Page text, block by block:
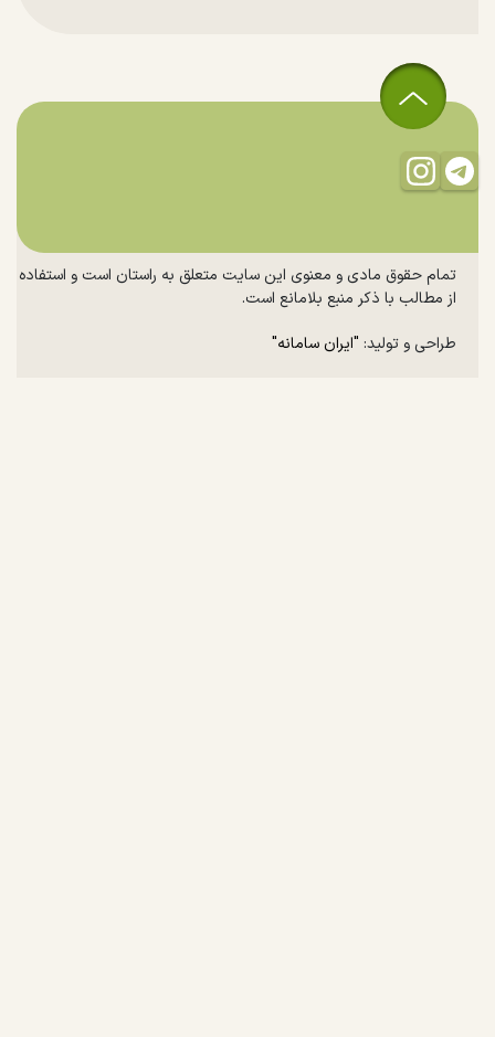
تمام حقوق مادی و معنوی این سایت متعلق به راستان است و استفاده
از مطالب با ذکر منبع بلامانع است.
طراحی و تولید: "ایران سامانه"